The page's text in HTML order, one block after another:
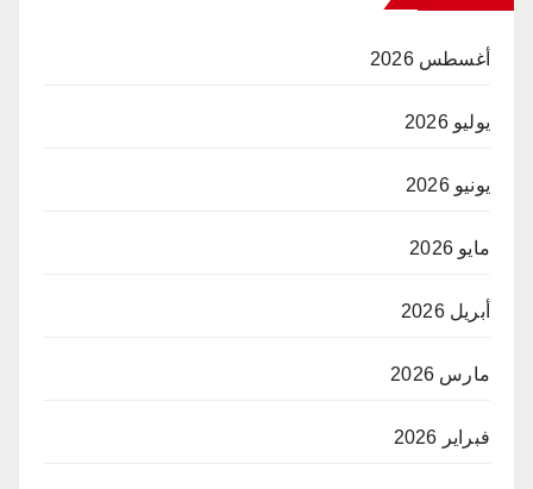
أغسطس 2026
يوليو 2026
يونيو 2026
مايو 2026
أبريل 2026
مارس 2026
فبراير 2026